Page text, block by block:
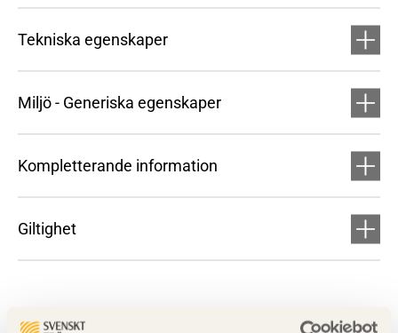
Tekniska egenskaper
Miljö - Generiska egenskaper
Kompletterande information
Giltighet